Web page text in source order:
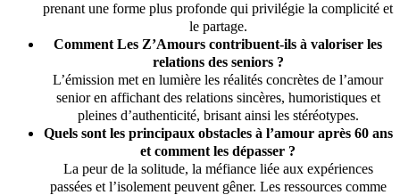
prenant une forme plus profonde qui privilégie la complicité et
le partage.
Comment Les Z’Amours contribuent-ils à valoriser les
relations des seniors ?
L’émission met en lumière les réalités concrètes de l’amour
senior en affichant des relations sincères, humoristiques et
pleines d’authenticité, brisant ainsi les stéréotypes.
Quels sont les principaux obstacles à l’amour après 60 ans
et comment les dépasser ?
La peur de la solitude, la méfiance liée aux expériences
passées et l’isolement peuvent gêner. Les ressources comme